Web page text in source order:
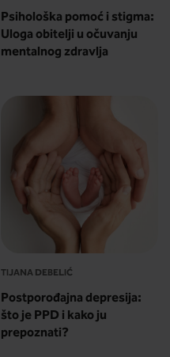
Psihološka pomoć i stigma:
Uloga obitelji u očuvanju
mentalnog zdravlja
TIJANA DEBELIĆ
Postporođajna depresija:
što je PPD i kako ju
prepoznati?